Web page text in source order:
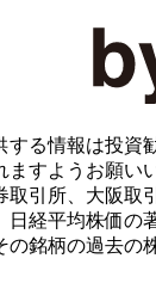
る情報は投資
すようお願い
引所、大阪取
経平均株価の
銘柄の過去